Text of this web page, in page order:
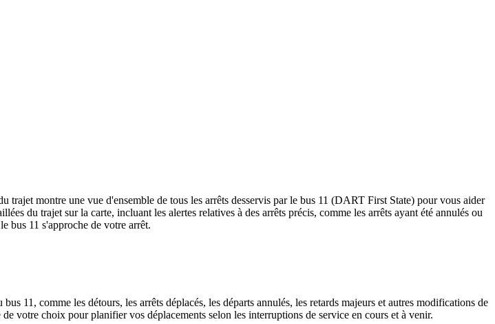
montre une vue d'ensemble de tous les arrêts desservis par le bus 11 (DART First State) pour vous aider
du trajet sur la carte, incluant les alertes relatives à des arrêts précis, comme les arrêts ayant été annulés ou
bus 11 s'approche de votre arrêt.
11, comme les détours, les arrêts déplacés, les départs annulés, les retards majeurs et autres modifications de
votre choix pour planifier vos déplacements selon les interruptions de service en cours et à venir.